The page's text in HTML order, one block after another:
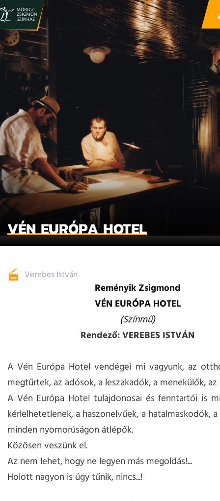
VÉN EURÓPA HOTEL
Verebes István
Reményik Zsigmond
VÉN EURÓPA HOTEL
(Színmű)
Rendező: VEREBES ISTVÁN
A Vén Európa Hotel vendégei mi vagyunk, az
megtűrtek, az adósok, a leszakadók, a menekülők,
A Vén Európa Hotel tulajdonosai és fenntartói is
kérlelhetetlenek, a haszonelvűek, a hatalmaskodók,
minden nyomorúságon átlépők.
Közösen veszünk el.
Az nem lehet, hogy ne legyen más megoldás!...
Holott nagyon is úgy tűnik, nincs...!